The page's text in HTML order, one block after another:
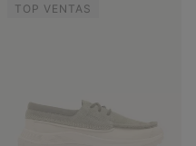
TOP VENTAS